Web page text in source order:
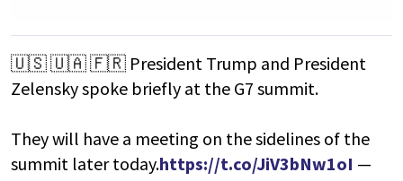
🇺🇸 🇺🇦 🇫🇷 President Trump and President
Zelensky spoke briefly at the G7 summit.
They will have a meeting on the sidelines of the
summit later today.https://t.co/JiV3bNw1oI —